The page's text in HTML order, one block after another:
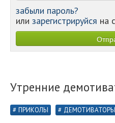
забыли пароль?
или зарегистрируйся на
Утренние
ПРИКОЛЫ ДЕМОТИВАТОРЫ